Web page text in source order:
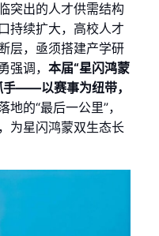
突出的人才供需结构
持续扩大，高校人才
层，亟须搭建产学研
强调， 本届“星闪鸿蒙
手——以赛事为纽带，
的“最后一公里”，
为星闪鸿蒙双生态长